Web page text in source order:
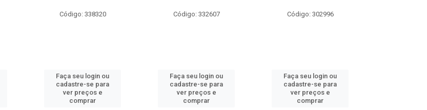
Código: 338320
Faça seu login ou
cadastre-se para
ver preços e
comprar
Código: 332607
Faça seu login ou
cadastre-se para
ver preços e
comprar
Código: 302996
Faça seu login ou
cadastre-se para
ver preços e
comprar